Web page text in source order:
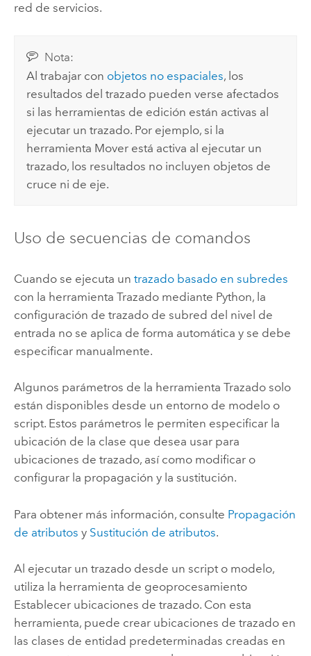
red de servicios.
Nota:
Al trabajar con objetos no espaciales, los
resultados del trazado pueden verse afectados
si las herramientas de edición están activas al
ejecutar un trazado. Por ejemplo, si la
herramienta Mover está activa al ejecutar un
trazado, los resultados no incluyen objetos de
cruce ni de eje.
Uso de secuencias de comandos
Cuando se ejecuta un trazado basado en subredes
con la herramienta Trazadomediante Python, la
configuración de trazado de subred del nivel de
entrada no se aplica de forma automática y se debe
especificar manualmente.
Algunos parámetros de la herramienta Trazadosolo
están disponibles desde un entorno de modelo o
script. Estos parámetros le permiten especificar la
ubicación de la clase que desea usar para
ubicaciones de trazado, así como modificar o
configurar la propagación y la sustitución.
Para obtener más información, consulte Propagación
de atributos y Sustitución de atributos.
Al ejecutar un trazado desde un script o modelo,
utiliza la herramienta de geoprocesamiento
Establecer ubicaciones de trazado. Con esta
herramienta, puede crear ubicaciones de trazado en
las clases de entidad predeterminadas creadas en